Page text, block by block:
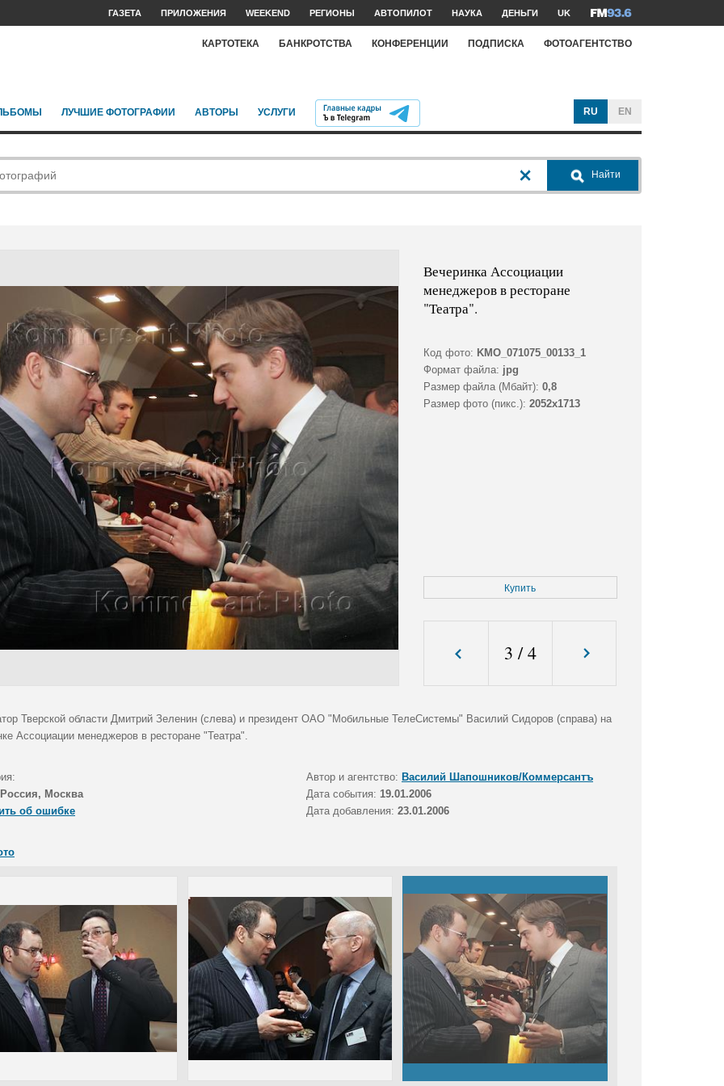
ГАЗЕТА ПРИЛОЖЕНИЯ WEEKEND РЕГИОНЫ АВТОПИЛОТ НАУКА ДЕНЬГИ UK
КАРТОТЕКА БАНКРОТСТВА КОНФЕРЕНЦИИ ПОДПИСКА ФОТОАГЕНТСТВО
ЛУЧШИЕ ФОТОГРАФИИ АВТОРЫ УСЛУГИ RU EN
Найти
Вечеринка Ассоциации
менеджеров в ресторане
"Театра".
Код фото: KMO_071075_00133_1
Формат файла: jpg
Размер файла (Мбайт): 0,8
Размер фото (пикс.): 2052x1713
Купить
3 /4
Тверской области Дмитрий Зеленин (слева) и президент ОАО "Мобильные ТелеСистемы" Василий Сидоров (справа) на
Ассоциации менеджеров в ресторане "Театра".
Автор и агентство: Василий Шапошников/Коммерсантъ
Россия, Москва Дата события: 19.01.2006
об ошибке
Дата добавления: 23.01.2006